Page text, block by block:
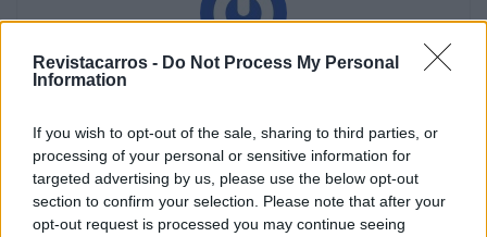
Revistacarros - Do Not Process My Personal
Information
If you wish to opt-out of the sale, sharing to third parties, or
processing of your personal or sensitive information for
targeted advertising by us, please use the below opt-out
section to confirm your selection. Please note that after your
opt-out request is processed you may continue seeing
Related Posts